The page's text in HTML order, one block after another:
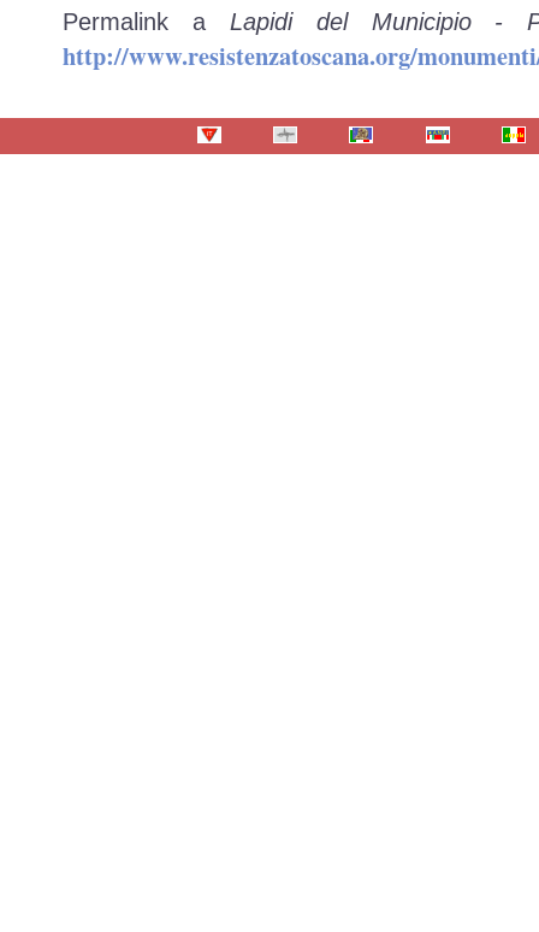
Permalink a Lapidi del Municipio -
http://www.resistenzatoscana.org/